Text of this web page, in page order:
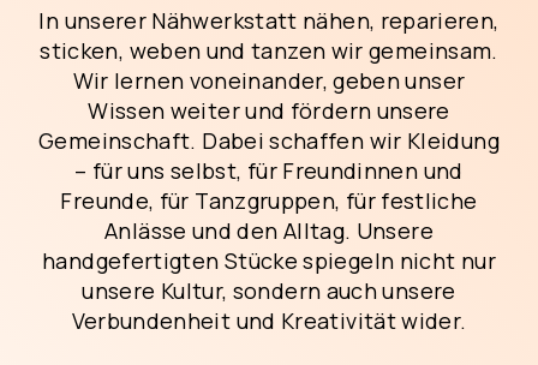
In unserer Nähwerkstatt nähen, reparieren,
sticken, weben und tanzen wir gemeinsam.
Wir lernen voneinander, geben unser
Wissen weiter und fördern unsere
Gemeinschaft. Dabei schaffen wir Kleidung
– für uns selbst, für Freundinnen und
Freunde, für Tanzgruppen, für festliche
Anlässe und den Alltag. Unsere
handgefertigten Stücke spiegeln nicht nur
unsere Kultur, sondern auch unsere
Verbundenheit und Kreativität wider.